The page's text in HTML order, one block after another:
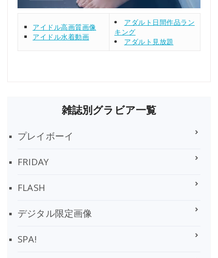
アイドル高画質画像
アイドル水着動画
アダルト日間作品ラン
キング
アダルト見放題
雑誌別グラビア一覧
プレイボーイ
FRIDAY
FLASH
デジタル限定画像
SPA!